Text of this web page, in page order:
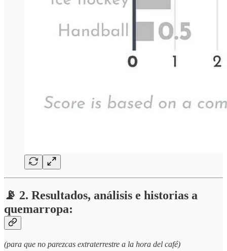
📡 2. Resultados, análisis e historias a
quemarropa:
(para que no parezcas extraterrestre a la hora del café)